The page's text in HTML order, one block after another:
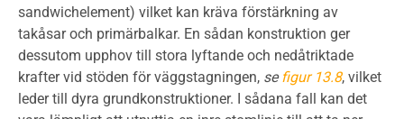
sandwichelement) vilket kan kräva förstärkning av
takåsar och primärbalkar. En sådan konstruktion ger
dessutom upphov till stora lyftande och nedåtriktade
krafter vid stöden för väggstagningen, sefigur 13.8, vilket
leder till dyra grundkonstruktioner. I sådana fall kan det